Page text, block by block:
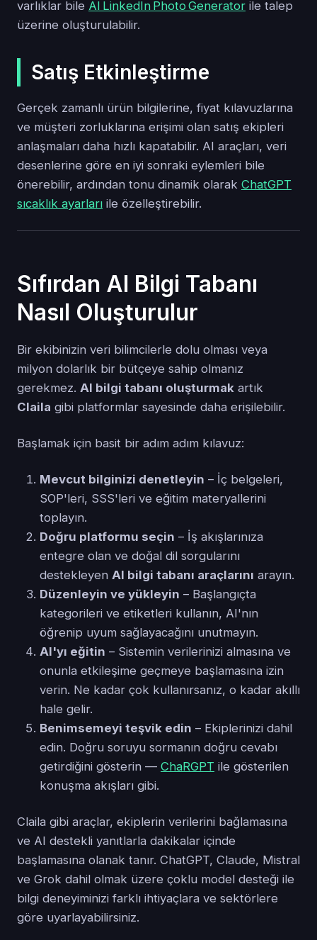
varlıklar bile AI LinkedIn Photo Generator ile talep
üzerine oluşturulabilir.
Satış Etkinleştirme
Gerçek zamanlı ürün bilgilerine, fiyat kılavuzlarına
ve müşteri zorluklarına erişimi olan satış ekipleri
anlaşmaları daha hızlı kapatabilir. AI araçları, veri
desenlerine göre en iyi sonraki eylemleri bile
önerebilir, ardından tonu dinamik olarak ChatGPT
sıcaklık ayarları ile özelleştirebilir.
Sıfırdan AI Bilgi Tabanı
Nasıl Oluşturulur
Bir ekibinizin veri bilimcilerle dolu olması veya
milyon dolarlık bir bütçeye sahip olmanız
gerekmez. AI bilgi tabanı oluşturmak artık
Claila gibi platformlar sayesinde daha erişilebilir.
Başlamak için basit bir adım adım kılavuz:
Mevcut bilginizi denetleyin – İç belgeleri,
SOP'leri, SSS'leri ve eğitim materyallerini
toplayın.
Doğru platformu seçin – İş akışlarınıza
entegre olan ve doğal dil sorgularını
destekleyen AI bilgi tabanı araçlarını arayın.
Düzenleyin ve yükleyin – Başlangıçta
kategorileri ve etiketleri kullanın, AI'nın
öğrenip uyum sağlayacağını unutmayın.
AI'yı eğitin – Sistemin verilerinizi almasına ve
onunla etkileşime geçmeye başlamasına izin
verin. Ne kadar çok kullanırsanız, o kadar akıllı
hale gelir.
Benimsemeyi teşvik edin – Ekiplerinizi dahil
edin. Doğru soruyu sormanın doğru cevabı
getirdiğini gösterin — ChaRGPT ile gösterilen
konuşma akışları gibi.
Claila gibi araçlar, ekiplerin verilerini bağlamasına
ve AI destekli yanıtlarla dakikalar içinde
başlamasına olanak tanır. ChatGPT, Claude, Mistral
ve Grok dahil olmak üzere çoklu model desteği ile
bilgi deneyiminizi farklı ihtiyaçlara ve sektörlere
göre uyarlayabilirsiniz.